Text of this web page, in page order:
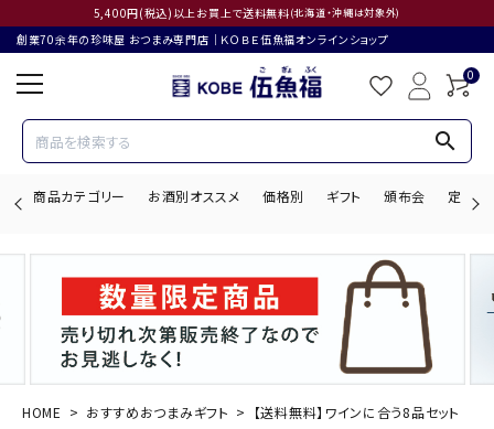
5,400円(税込)以上お買上で送料無料(北海道・沖縄は対象外)
創業70余年の珍味屋 おつまみ専門店│ＫＯＢＥ伍魚福オンラインショップ
0
search
商品カテゴリー お酒別オススメ 価格別 ギフト 頒布会 定期購
search
ACCOUNT MENU
HOME おすすめおつまみギフト 【送料無料】ワインに合う8品セット